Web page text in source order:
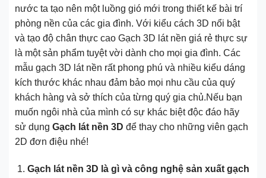
nước ta tạo nên một luồng gió mới trong thiết kế bài trí
phòng nền của các gia đình. Với kiểu cách 3D nổi bật
và tạo độ chân thực cao Gạch 3D lát nền giá rẻ thực sự
là một sản phẩm tuyệt vời dành cho mọi gia đình. Các
mẫu gạch 3D lát nền rất phong phú và nhiều kiểu dáng
kích thước khác nhau đảm bảo mọi nhu cầu của quý
khách hàng và sở thích của từng quý gia chủ.Nếu bạn
muốn ngôi nhà của mình có sự khác biệt độc đáo hãy
sử dụng Gạch lát nền 3D để thay cho những viên gạch
2D đơn điệu nhé!
Gạch lát nền 3D là gì và công nghệ sản xuất gạch